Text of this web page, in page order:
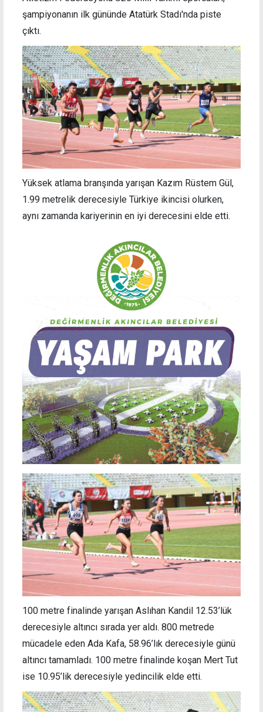
şampiyonanın ilk gününde Atatürk Stadı'nda piste
çıktı.
Yüksek atlama branşında yarışan Kazım Rüstem Gül,
1.99 metrelik derecesiyle Türkiye ikincisi olurken,
aynı zamanda kariyerinin en iyi derecesini elde etti.
100 metre finalinde yarışan Aslıhan Kandil 12.53’lük
derecesiyle altıncı sırada yer aldı. 800 metrede
mücadele eden Ada Kafa, 58.96’lık derecesiyle günü
altıncı tamamladı. 100 metre finalinde koşan Mert Tut
ise 10.95’lik derecesiyle yedincilik elde etti.